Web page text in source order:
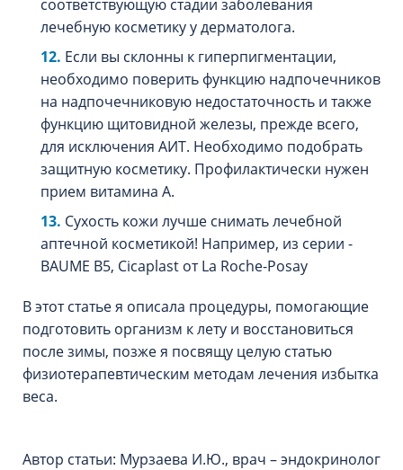
соответствующую стадии заболевания
лечебную косметику у дерматолога.
Если вы склонны к гиперпигментации,
необходимо поверить функцию надпочечников
на надпочечниковую недостаточность и также
функцию щитовидной железы, прежде всего,
для исключения АИТ. Необходимо подобрать
защитную косметику. Профилактически нужен
прием витамина А.
Сухость кожи лучше снимать лечебной
аптечной косметикой! Например, из серии -
BAUME B5, Cicaplast от La Roche-Posay
В этот статье я описала процедуры, помогающие
подготовить организм к лету и восстановиться
после зимы, позже я посвящу целую статью
физиотерапевтическим методам лечения избытка
веса.
Автор статьи: Мурзаева И.Ю., врач – эндокринолог